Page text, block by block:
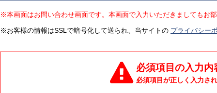
※本画面はお問い合わせ画面です。本画面で入力いただきましてもお
※お客様の情報はSSLで暗号化して送られ、当サイトの プライバシー
必須項目の入力
必須項目が正しく入力さ